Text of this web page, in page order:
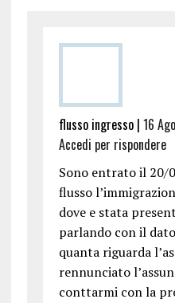
flusso ingresso| 16
Accedi per rispondere
Sono entrato il 20/
flusso
dove e stata
parlando con il
quanta riguarda
rennunciato
conttarmi con la